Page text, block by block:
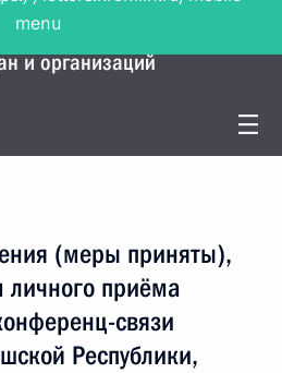
по работе с
и организаций
(меры приняты),
личного приёма
связи
Республики,
menu